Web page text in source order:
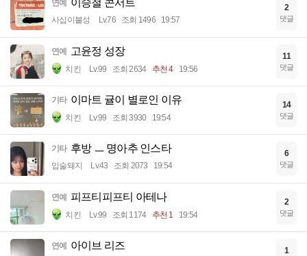
연예
사십이불성 Lv.76 조회 1496 19:57
2
댓글
연예 고윤정 성장
치킨 Lv.99 조회 2634 추천 4 19:56
11
댓글
기타 이마트 귤이 별로인 이유
치킨 Lv.99 조회 3930 19:54
14
댓글
기타 후방 ㅡ 명아추 인스타
입술돼지 Lv.43 조회 2073 19:54
6
댓글
연예 피프티피프티 아테나
치킨 Lv.99 조회 1174 추천 1 19:54
2
댓글
연예 아이브 리즈 1